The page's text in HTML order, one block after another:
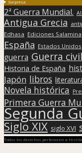
Sorpresa
2ª Guerra Mundial.
Antigua Grecia
Edhasa Ediciones Salamina
España Estados Unidos
guerra Guerra
Historia de España
Japón libros
Novela histórica
Primera Guerra
Segunda
Siglo XIX siglo XVI
Todos los derechos pertenecen a